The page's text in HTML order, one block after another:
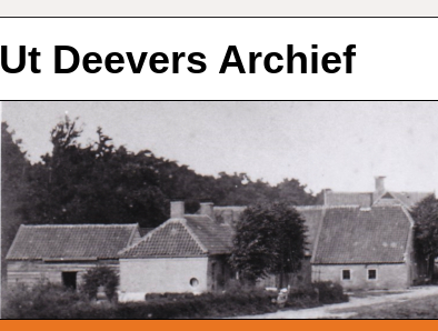
Ut Deevers Archief